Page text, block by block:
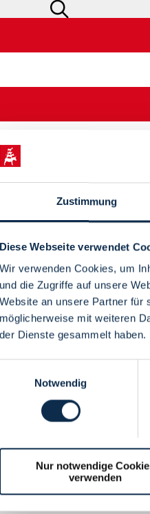
Zustimmung
Diese Webseite verwendet
Wir verwenden Cookies, um
und die Zugriffe auf unsere
Website an unsere Partner für
möglicherweise mit weiteren
der Dienste gesammelt haben.
Notwendig
Nur notwendige
verwenden